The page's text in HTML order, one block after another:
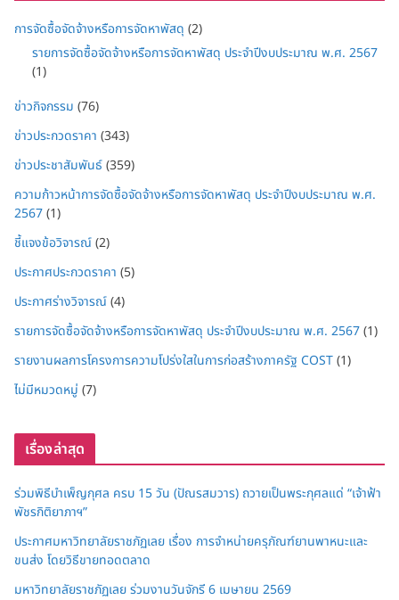
การจัดซื้อจัดจ้างหรือการจัดหาพัสดุ (2)
รายการจัดซื้อจัดจ้างหรือการจัดหาพัสดุ ประจำปีงบประมาณ พ.ศ. 2567
(1)
ข่าวกิจกรรม (76)
ข่าวประกวดราคา (343)
ข่าวประชาสัมพันธ์(359)
ความก้าวหน้าการจัดซื้อจัดจ้างหรือการจัดหาพัสดุ ประจำปีงบประมาณ พ.ศ.
2567(1)
ชี้แจงข้อวิจารณ์(2)
ประกาศประกวดราคา (5)
ประกาศร่างวิจารณ์(4)
รายการจัดซื้อจัดจ้างหรือการจัดหาพัสดุ ประจำปีงบประมาณ พ.ศ. 2567(1)
รายงานผลการโครงการความโปร่งใสในการก่อสร้างภาครัฐ COST(1)
ไม่มีหมวดหมู่ (7)
เรื่องล่าสุด
ร่วมพิธีบำเพ็ญกุศล ครบ 15 วัน (ปัณรสมวาร) ถวายเป็นพระกุศลแด่ “เจ้าฟ้า
พัชรกิติยาภาฯ”
ประกาศมหาวิทยาลัยราชภัฏเลย เรื่อง การจำหน่ายครุภัณฑ์ยานพาหนะและ
ขนส่ง โดยวิธีขายทอดตลาด
มหาวิทยาลัยราชภัฏเลย ร่วมงานวันจักรี 6 เมษายน 2569